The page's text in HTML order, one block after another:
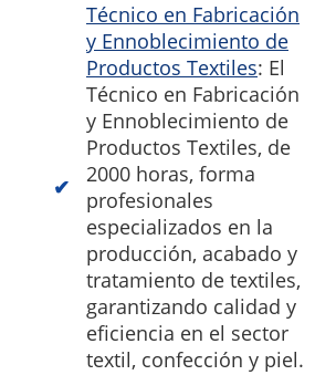
Técnico en Fabricación
y Ennoblecimiento de
Productos Textiles: El
Técnico en Fabricación
y Ennoblecimiento de
Productos Textiles, de
2000 horas, forma
profesionales
especializados en la
producción, acabado y
tratamiento de textiles,
garantizando calidad y
eficiencia en el sector
textil, confección y piel.